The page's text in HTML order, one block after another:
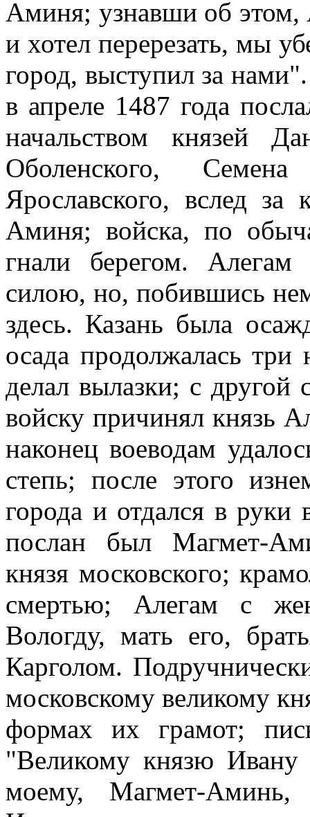
Аминя; узнавши об этом,
и хотел перерезать, мы
город, выступил за
в апреле 1487 года
начальством князей
Оболенского,
Ярославского, вслед
Аминя; войска, по
гнали берегом.
силою, но, побившись
здесь. Казань была
осада продолжалась
делал вылазки; с другой
войску причинял князь
наконец воеводам
степь; после этого
города и отдался в
послан был Магмет-
князя московского;
смертью; Алегам с
Вологду, мать его,
Карголом.
московскому великому
формах их грамот;
"Великому князю Ивану
моему, Магмет-